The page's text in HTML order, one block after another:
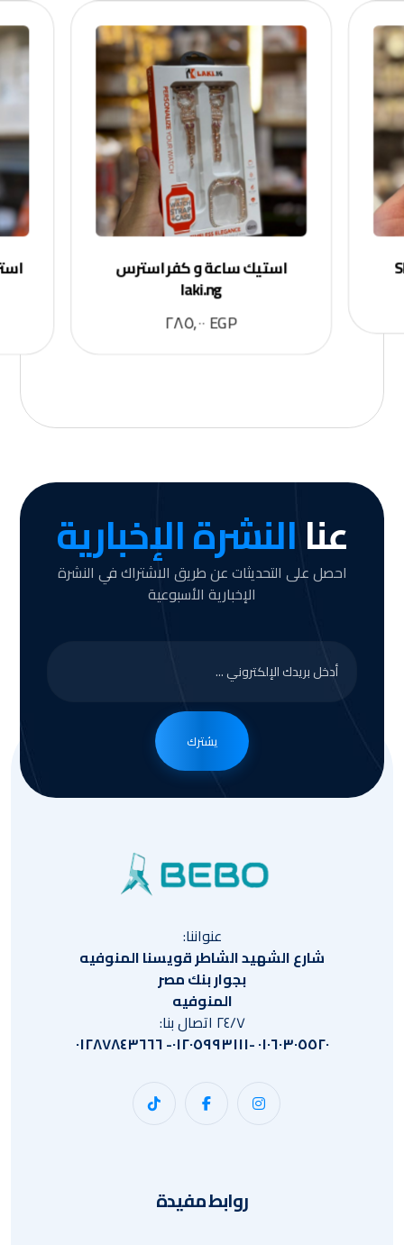
استيك ساعة و كفر استرس
laki.ng
EGP
عناالنشرة الإخبارية
احصل على التحديثات عن طريق الاشتراك في النشرة
الإخبارية الأسبوعية
يشترك
عنواننا:
شارع الشهيد الشاطر قويسنا المنوفيه
بجوار بنك مصر
المنوفيه
٢٤/٧ اتصال بنا:
٠١٠٦٠٣٠٥٥٢٠ -٠١٢٠٥٩٩٣١١١- ٠١٢٨٧٨٤٣٦٦٦
روابط مفيدة